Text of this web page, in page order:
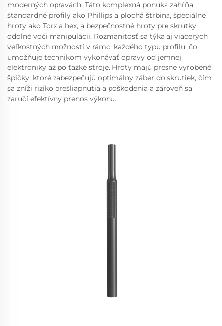
moderných opravách. Táto komplexná ponuka zahŕňa
štandardné profily ako Phillips a plochá štrbina, špeciálne
hroty ako Torx a hex, a bezpečnostné hroty pre skrutky
odolné voči manipulácii. Rozmanitosť sa týka aj viacerých
veľkostných možností v rámci každého typu profilu, čo
umožňuje technikom vykonávať opravy od jemnej
elektroniky až po ťažké stroje. Hroty majú presne vyrobené
špičky, ktoré zabezpečujú optimálny záber do skrutiek, čím
sa zníži riziko prešliapnutia a poškodenia a zároveň sa
zaručí efektívny prenos výkonu.